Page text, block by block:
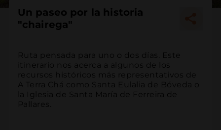
Un paseo por la historia
"chairega"
Ruta pensada para uno o dos días. Este
itinerario nos acerca a algunos de los
recursos históricos más representativos de
A Terra Chá como Santa Eulalia de Bóveda o
la Iglesia de Santa María de Ferreira de
Pallares.